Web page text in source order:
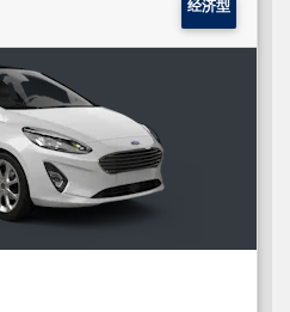
经济型